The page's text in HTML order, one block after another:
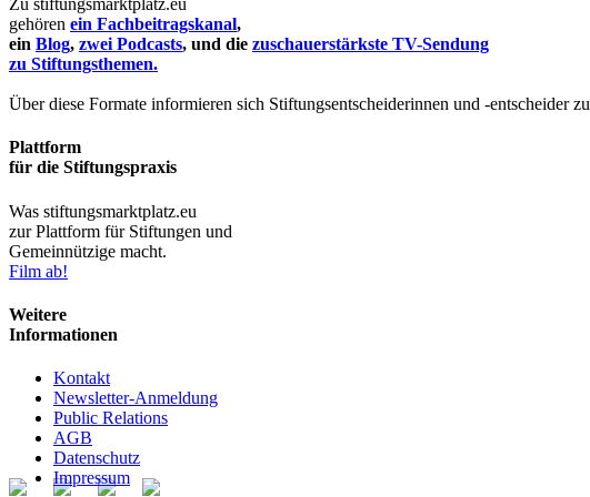
Zu stiftungsmarktplatz.eu
gehören ein Fachbeitragskanal,
ein Blog, zwei Podcasts, und die zuschauerstärkste TV-Sendung
zu Stiftungsthemen.
Über diese Formate informieren sich Stiftungsentscheiderinnen und -entscheider zu
Plattform
für die Stiftungspraxis
Was stiftungsmarktplatz.eu
zur Plattform für Stiftungen und
Gemeinnützige macht.
Film ab!
Weitere
Informationen
Kontakt
Newsletter-Anmeldung
Public Relations
AGB
Datenschutz
Impressum